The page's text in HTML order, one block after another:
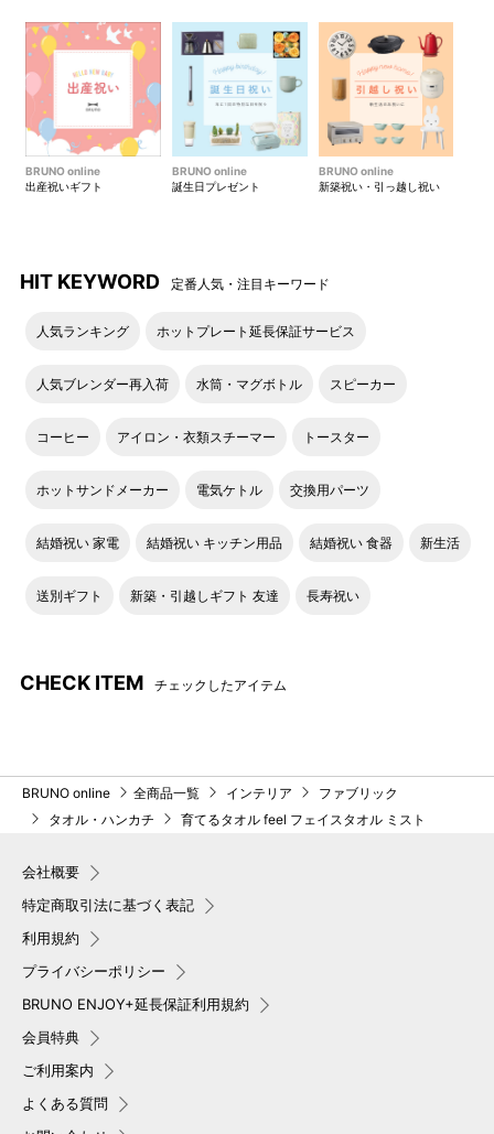
BRUNO online
出産祝いギフト
BRUNO online
誕生日プレゼント
BRUNO online
新築祝い・引っ越し祝い
HIT KEYWORD 定番人気・注目キーワード
人気ランキング ホットプレート延長保証サービス
人気ブレンダー再入荷 水筒・マグボトル スピーカー
コーヒー アイロン・衣類スチーマー トースター
ホットサンドメーカー 電気ケトル 交換用パーツ
結婚祝い 家電 結婚祝い キッチン用品 結婚祝い 食器 新生活
送別ギフト 新築・引越しギフト 友達 長寿祝い
CHECK ITEM チェックしたアイテム
BRUNO online 全商品一覧 インテリア
ファブリック
タオル・ハンカチ
育てるタオル feel フェイスタオル ミスト
会社概要
特定商取引法に基づく表記
利用規約
プライバシーポリシー
BRUNO ENJOY+延長保証利用規約
会員特典
ご利用案内
よくある質問